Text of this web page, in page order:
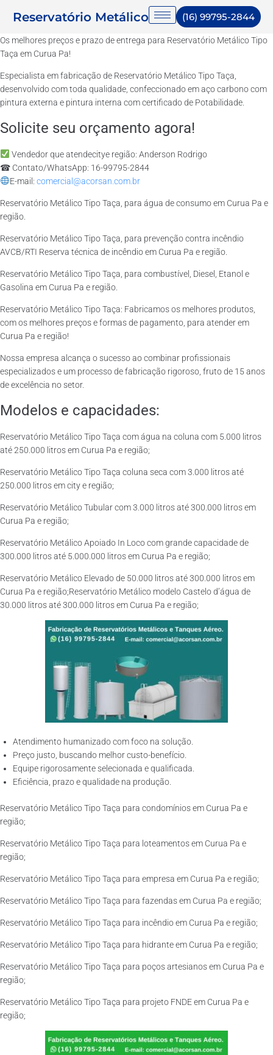
Reservatório Metálico (16) 99795-2844
Os melhores preços e prazo de entrega para Reservatório Metálico Tipo
Taça em Curua Pa!
Especialista em fabricação de Reservatório Metálico Tipo Taça,
desenvolvido com toda qualidade, confeccionado em aço carbono com
pintura externa e pintura interna com certificado de Potabilidade.
Solicite seu orçamento agora!
Vendedor que atendecitye região: Anderson Rodrigo
☎ Contato/WhatsApp: 16-99795-2844
E-mail: comercial@acorsan.com.br
Reservatório Metálico Tipo Taça, para água de consumo em Curua Pa e
região.
Reservatório Metálico Tipo Taça, para prevenção contra incêndio
AVCB/RTI Reserva técnica de incêndio em Curua Pa e região.
Reservatório Metálico Tipo Taça, para combustível, Diesel, Etanol e
Gasolina em Curua Pa e região.
Reservatório Metálico Tipo Taça: Fabricamos os melhores produtos,
com os melhores preços e formas de pagamento, para atender em
Curua Pa e região!
Nossa empresa alcança o sucesso ao combinar profissionais
especializados e um processo de fabricação rigoroso, fruto de 15 anos
de excelência no setor.
Modelos e capacidades:
Reservatório Metálico Tipo Taça com água na coluna com 5.000 litros
até 250.000 litros em Curua Pa e região;
Reservatório Metálico Tipo Taça coluna seca com 3.000 litros até
250.000 litros em city e região;
Reservatório Metálico Tubular com 3.000 litros até 300.000 litros em
Curua Pa e região;
Reservatório Metálico Apoiado In Loco com grande capacidade de
300.000 litros até 5.000.000 litros em Curua Pa e região;
Reservatório Metálico Elevado de 50.000 litros até 300.000 litros em
Curua Pa e região;Reservatório Metálico modelo Castelo d’água de
30.000 litros até 300.000 litros em Curua Pa e região;
Atendimento humanizado com foco na solução.
Preço justo, buscando melhor custo-benefício.
Equipe rigorosamente selecionada e qualificada.
Eficiência, prazo e qualidade na produção.
Reservatório Metálico Tipo Taça para condomínios em Curua Pa e
região;
Reservatório Metálico Tipo Taça para loteamentos em Curua Pa e
região;
Reservatório Metálico Tipo Taça para empresa em Curua Pa e região;
Reservatório Metálico Tipo Taça para fazendas em Curua Pa e região;
Reservatório Metálico Tipo Taça para incêndio em Curua Pa e região;
Reservatório Metálico Tipo Taça para hidrante em Curua Pa e região;
Reservatório Metálico Tipo Taça para poços artesianos em Curua Pa e
região;
Reservatório Metálico Tipo Taça para projeto FNDE em Curua Pa e
região;